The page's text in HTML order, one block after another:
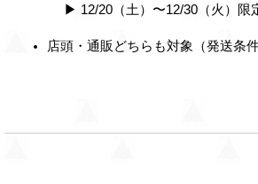
▶ 12/20（土）〜12/30（火）限
店頭・通販どちらも対象（発送条件